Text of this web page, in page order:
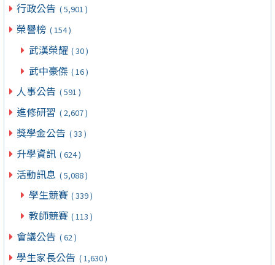
行政公告 ( 5,901 )
榮譽榜 ( 154 )
武漢榮耀 ( 30 )
武中豪傑 ( 16 )
人事公告 ( 591 )
進修研習 ( 2,607 )
獎學金公告 ( 33 )
升學資訊 ( 624 )
活動訊息 ( 5,088 )
學生競賽 ( 339 )
教師競賽 ( 113 )
會議公告 ( 62 )
學生家長公告 ( 1,630 )